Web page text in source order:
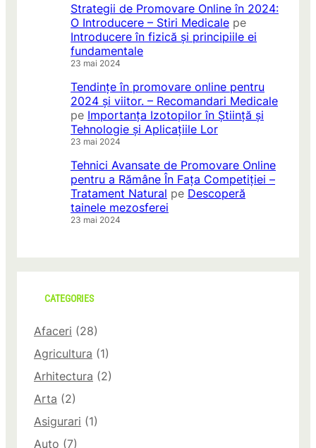
Strategii de Promovare Online în 2024:
O Introducere – Stiri Medicale pe
Introducere în fizică și principiile ei
fundamentale
23 mai 2024
Tendințe în promovare online pentru
2024 și viitor. – Recomandari Medicale
pe Importanța Izotopilor în Știință și
Tehnologie și Aplicațiile Lor
23 mai 2024
Tehnici Avansate de Promovare Online
pentru a Rămâne În Fața Competiției –
Tratament Natural pe Descoperă
tainele mezosferei
23 mai 2024
CATEGORIES
Afaceri (28)
Agricultura (1)
Arhitectura (2)
Arta (2)
Asigurari (1)
Auto (7)